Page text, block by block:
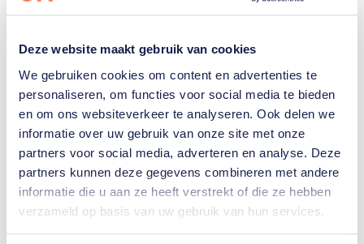
Deze website maakt gebruik van cookies
We gebruiken cookies om content en advertenties te
personaliseren, om functies voor social media te bieden
en om ons websiteverkeer te analyseren. Ook delen we
informatie over uw gebruik van onze site met onze
partners voor social media, adverteren en analyse. Deze
partners kunnen deze gegevens combineren met andere
informatie die u aan ze heeft verstrekt of die ze hebben
verzameld op basis van uw gebruik van hun services.
De Groene Lobby
Donar Groningen
Dopper
G5 Amsterdam
G5 Eindhoven